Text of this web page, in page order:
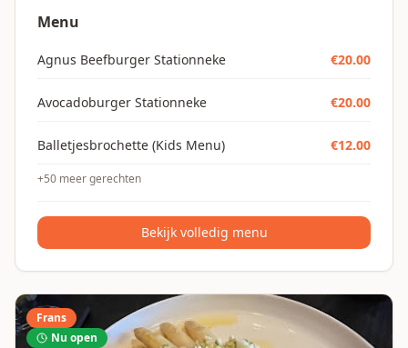
Menu
Agnus Beefburger Stationneke €20.00
Avocadoburger Stationneke €20.00
Balletjesbrochette (Kids Menu) €12.00
+50 meer gerechten
Bekijk volledig menu
Frans
Nu open